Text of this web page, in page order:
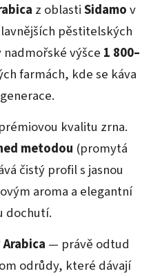
z oblastiSidamov
pěstitelských
výšce 1 800–
farmách, kde se káva
kvalitu zrna.
metodou (promytá
čistý profil s jasnou
aroma a elegantní
dochutí.
— právě odtud
odrůdy, které dávají